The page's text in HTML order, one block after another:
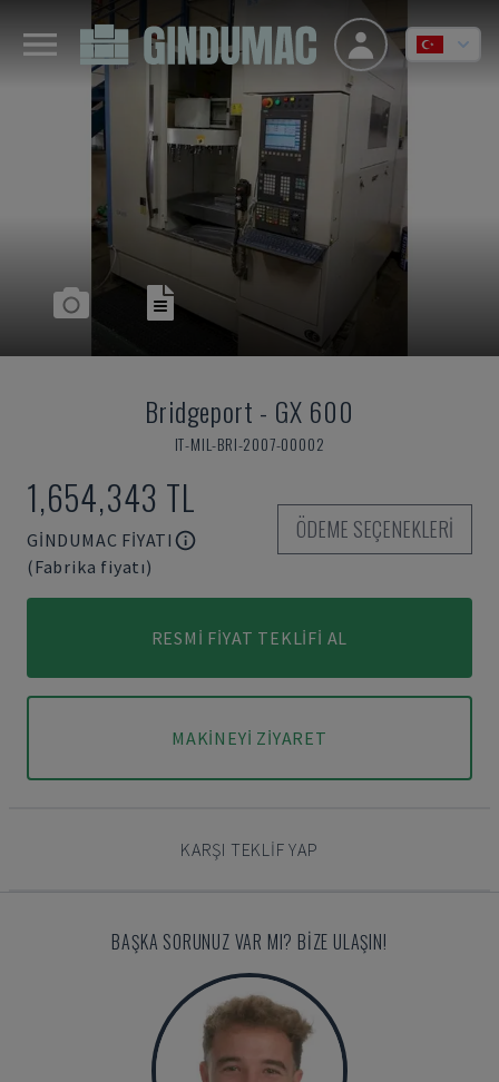
Bridgeport - GX 600
IT-MIL-BRI-2007-00002
1,654,343 TL
GINDUMAC FIYATI
(Fabrika fiyatı)
ÖDEME SEÇENEKLERI
RESMI FIYAT TEKLIFI AL
MAKINEYI ZIYARET
KARŞI TEKLIF YAP
BAŞKA SORUNUZ VAR MI? BIZE ULAŞIN!